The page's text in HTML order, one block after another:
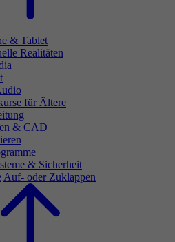
& Tablet
Realitäten
für Ältere
& CAD
& Sicherheit
Auf- oder Zuklappen